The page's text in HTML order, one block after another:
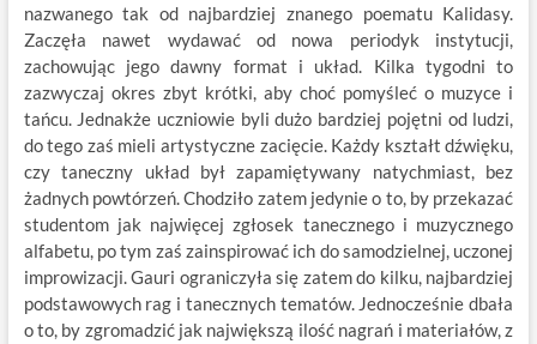
nazwanego tak od najbardziej znanego poematu Kalidasy.
Zaczęła nawet wydawać od nowa periodyk instytucji,
zachowując jego dawny format i układ. Kilka tygodni to
zazwyczaj okres zbyt krótki, aby choć pomyśleć o muzyce i
tańcu. Jednakże uczniowie byli dużo bardziej pojętni od ludzi,
do tego zaś mieli artystyczne zacięcie. Każdy kształt dźwięku,
czy taneczny układ był zapamiętywany natychmiast, bez
żadnych powtórzeń. Chodziło zatem jedynie o to, by przekazać
studentom jak najwięcej zgłosek tanecznego i muzycznego
alfabetu, po tym zaś zainspirować ich do samodzielnej, uczonej
improwizacji. Gauri ograniczyła się zatem do kilku, najbardziej
podstawowych rag i tanecznych tematów. Jednocześnie dbała
o to, by zgromadzić jak największą ilość nagrań i materiałów, z